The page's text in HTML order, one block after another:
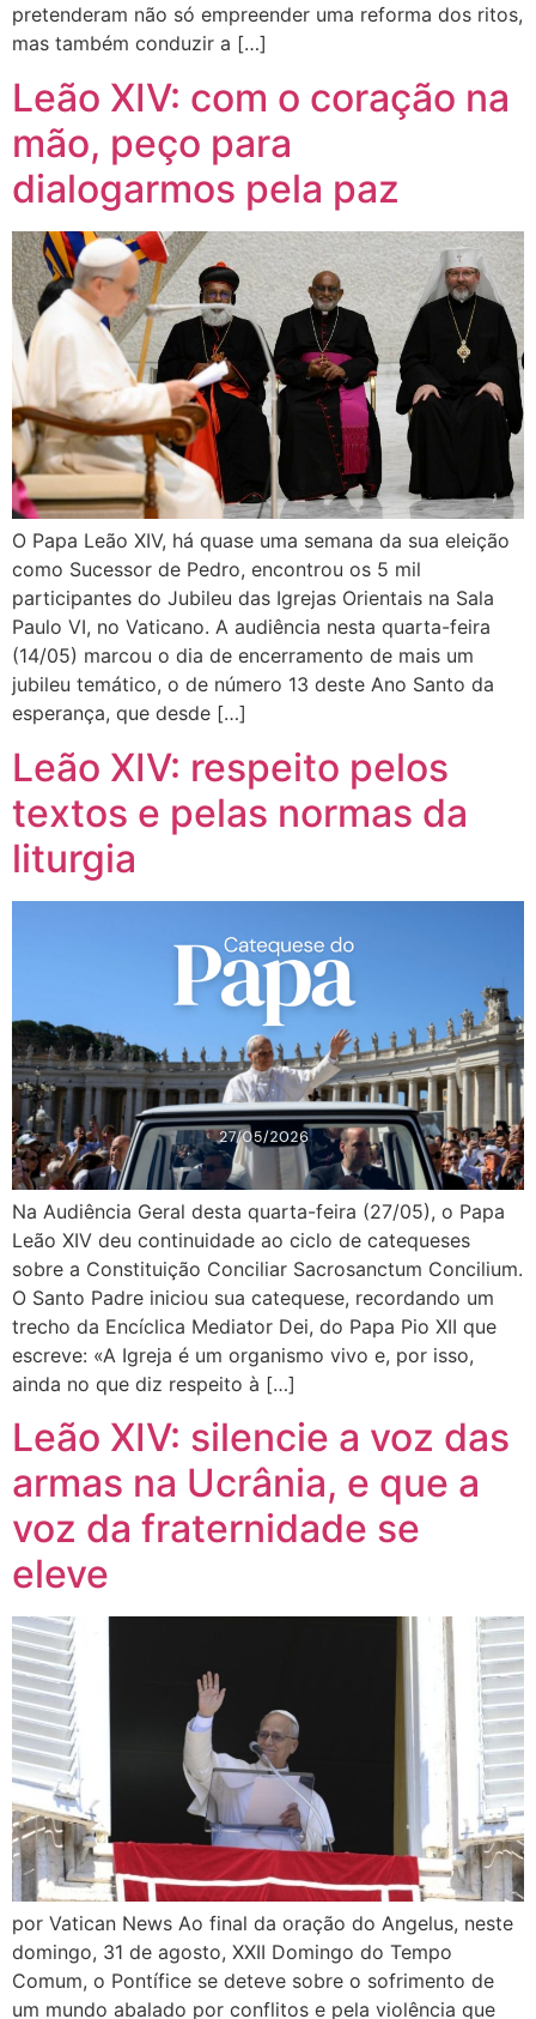
pretenderam não só empreender uma reforma dos ritos,
mas também conduzir a […]
Leão XIV: com o coração na
mão, peço para
dialogarmos pela paz
O Papa Leão XIV, há quase uma semana da sua eleição
como Sucessor de Pedro, encontrou os 5 mil
participantes do Jubileu das Igrejas Orientais na Sala
Paulo VI, no Vaticano. A audiência nesta quarta-feira
(14/05) marcou o dia de encerramento de mais um
jubileu temático, o de número 13 deste Ano Santo da
esperança, que desde […]
Leão XIV: respeito pelos
textos e pelas normas da
liturgia
Na Audiência Geral desta quarta-feira (27/05), o Papa
Leão XIV deu continuidade ao ciclo de catequeses
sobre a Constituição Conciliar Sacrosanctum Concilium.
O Santo Padre iniciou sua catequese, recordando um
trecho da Encíclica Mediator Dei, do Papa Pio XII que
escreve: «A Igreja é um organismo vivo e, por isso,
ainda no que diz respeito à […]
Leão XIV: silencie a voz das
armas na Ucrânia, e que a
voz da fraternidade se
eleve
por Vatican News Ao final da oração do Angelus, neste
domingo, 31 de agosto, XXII Domingo do Tempo
Comum, o Pontífice se deteve sobre o sofrimento de
um mundo abalado por conflitos e pela violência que